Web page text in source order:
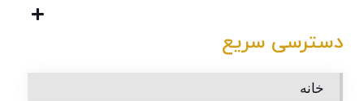
دسترسی سریع
خانه